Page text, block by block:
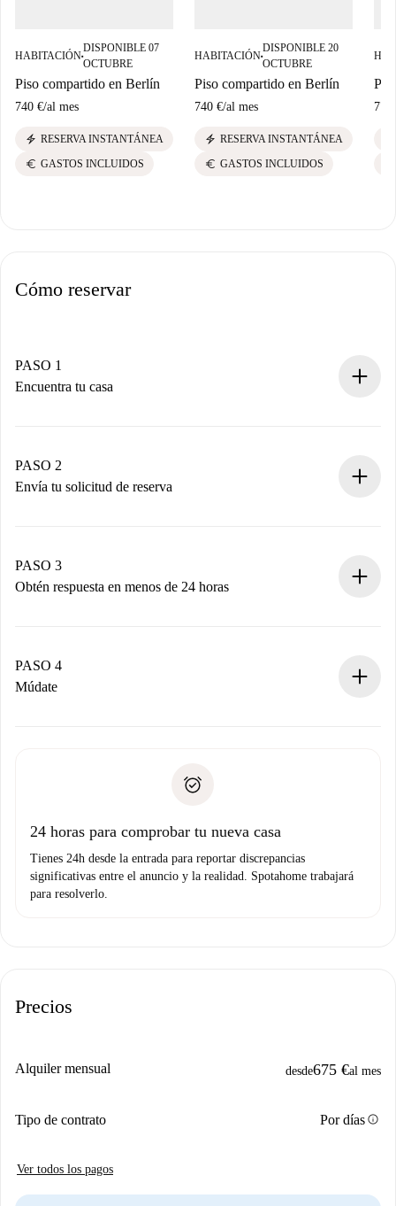
HABITACIÓN■
DISPONIBLE 07
OCTUBRE
Piso compartido en Berlín
740 €/al mes
electric_bolt RESERVA INSTANTÁNEA
euro GASTOS INCLUIDOS
HABITACIÓN■
DISPONIBLE 20
OCTUBRE
Piso compartido en Berlín
740 €/al mes
electric_bolt RESERVA INSTANTÁNEA
euro GASTOS INCLUIDOS
775
Cómo reservar
PASO 1
Encuentra tu casa
Tienes toda la información necesaria por adelantado.
PASO 2
Envía tu solicitud de reserva
propietario acepte.
PASO 3
Obtén respuesta en menos de 24 horas
contacto con el propietario.
Si es rechazada: No te haremos ningún cargo y te
Prueba de solvencia
PASO 4
Múdate
no nos comunicas ningún problema.
24 horas para comprobar tu nueva casa
Tienes 24h desde la entrada para reportar discrepancias
significativas entre el anuncio y la realidad. Spotahome trabajará
para resolverlo.
Precios
Alquiler mensual desde675 €al mes
Tipo de contrato Por díasinfo
Ver todos los pagos